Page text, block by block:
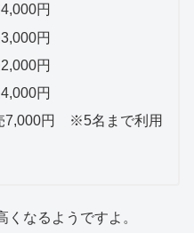
円
円
円
円
円 ※5名まで利用
なるようですよ。